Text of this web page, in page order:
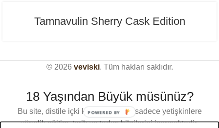
Tamnavulin Sherry Cask Edition
© 2026 veviski. Tüm hakları saklıdır.
18 Yaşından Büyük müsünüz?
Bu site, distile içki kültürü üzerine sadece yetişkinlere
yönelik eğitim, tarih ve tadım bilgilerini içermektedir.
POWERED BY